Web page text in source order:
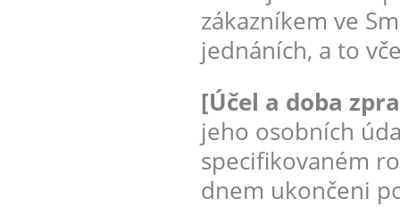
zákazníkem ve
jednáních, a to
[Účel a doba
jeho osobních
specifikovaném
dnem ukončeni